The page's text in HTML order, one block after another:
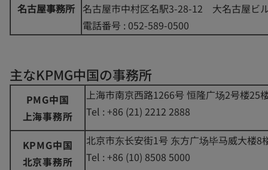
名古屋事務所
名古屋市中村区名駅3-28-12 大名古屋ビ
電話番号 : 052-589-0500
主なKPMG中国の事務所
PMG中国
上海事務所
上海市南京西路1266号 恒隆广场2号楼25
Tel : +86 (21) 2212 2888
KPMG中国
北京事務所
北京市东长安街1号 东方广场毕马威大楼8
Tel : +86 (10) 8508 5000